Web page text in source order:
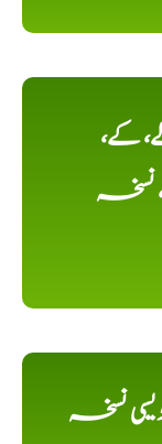
کے،
نسخہ
نسخہ